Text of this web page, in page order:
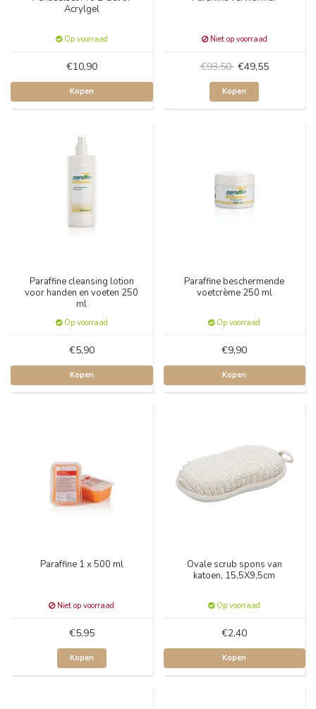
Acrylgel
Op voorraad
€10,90
Kopen
Niet op voorraad
€93,50 €49,55
Kopen
Paraffine cleansing lotion
voor handen en voeten 250
ml
Op voorraad
€5,90
Kopen
Paraffine beschermende
voetcrème 250 ml
Op voorraad
€9,90
Kopen
Paraffine 1 x 500 ml
Niet op voorraad
€5,95
Kopen
Ovale scrub spons van
katoen, 15,5X9,5cm
Op voorraad
€2,40
Kopen